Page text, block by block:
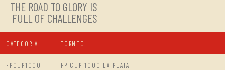
THE ROAD TO GLORY IS
FULL OF CHALLENGES
CATEGORIA TORNEO
FPCUP1000 FP CUP 1000 LA PLATA